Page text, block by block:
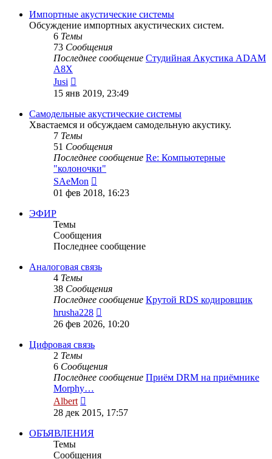
сообщению
Импортные акустические системы
Обсуждение импортных акустических систем.
6 Темы
73 Сообщения
Последнее сообщение Студийная Акустика ADAM
A8X
Jusi
к
сообщению
15 янв 2019, 23:49
Самодельные акустические системы
Хвастаемся и обсуждаем самодельную акустику.
7 Темы
51 Сообщения
Последнее сообщение Re: Компьютерные
"колоночки"
SAeMon
к
01 фев 2018, 16:23
ЭФИР
Темы
Сообщения
Последнее сообщение
Аналоговая связь
4 Темы
38 Сообщения
Последнее сообщение Крутой RDS кодировщик
hrusha228
к
26 фев 2026, 10:20
Цифровая связь
2 Темы
6 Сообщения
Последнее сообщение Приём DRM на приёмнике
Morphy…
Albert
к
сообщению
28 дек 2015, 17:57
ОБЪЯВЛЕНИЯ
Темы
Сообщения